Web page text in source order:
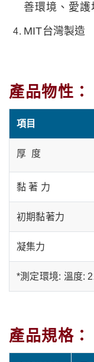
善環境、愛護
MIT台灣製造
產品物性：
項目
厚 度
黏 著 力
初期黏著力
凝集力
*測定環境: 溫度:
產品規格：